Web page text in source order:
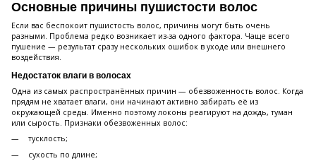
Основные причины пушистости волос
Если вас беспокоит пушистость волос, причины могут быть очень
разными. Проблема редко возникает из-за одного фактора. Чаще всего
пушение — результат сразу нескольких ошибок в уходе или внешнего
воздействия.
Недостаток влаги в волосах
Одна из самых распространённых причин — обезвоженность волос. Когда
прядям не хватает влаги, они начинают активно забирать её из
окружающей среды. Именно поэтому локоны реагируют на дождь, туман
или сырость. Признаки обезвоженных волос:
тусклость;
сухость по длине;